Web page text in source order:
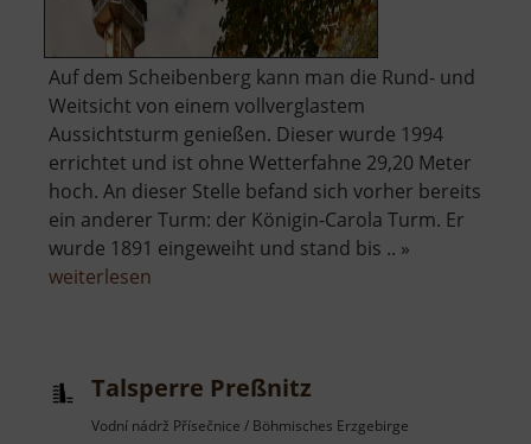
Auf dem Scheibenberg kann man die Rund- und
Weitsicht von einem vollverglastem
Aussichtsturm genießen. Dieser wurde 1994
errichtet und ist ohne Wetterfahne 29,20 Meter
hoch. An dieser Stelle befand sich vorher bereits
ein anderer Turm: der Königin-Carola Turm. Er
wurde 1891 eingeweiht und stand bis .. »
weiterlesen
Scheibenberg
Talsperre Preßnitz
Vodní nádrž Přísečnice / Böhmisches Erzgebirge